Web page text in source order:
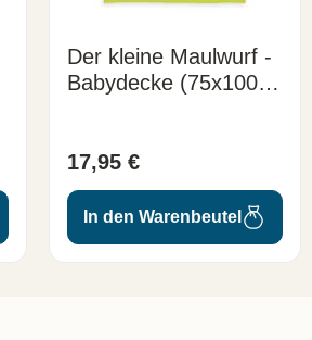
Der kleine Maulwurf -
Babydecke (75x100
17,95 €
In den Warenbeutel